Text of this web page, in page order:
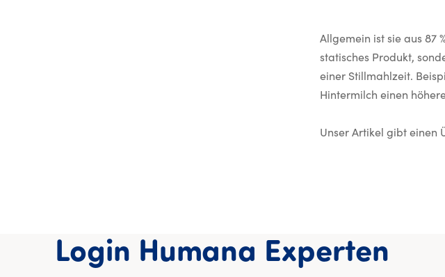
Allgemein ist sie aus 87
statisches Produkt,
einer Stillmahlzeit.
Hintermilch einen
Unser Artikel gibt einen
Login Humana Experten